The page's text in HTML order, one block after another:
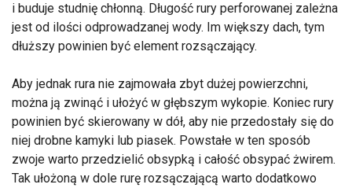
i buduje studnię chłonną. Długość rury perforowanej zależna
jest od ilości odprowadzanej wody. Im większy dach, tym
dłuższy powinien być element rozsączający.
Aby jednak rura nie zajmowała zbyt dużej powierzchni,
można ją zwinąć i ułożyć w głębszym wykopie. Koniec rury
powinien być skierowany w dół, aby nie przedostały się do
niej drobne kamyki lub piasek. Powstałe w ten sposób
zwoje warto przedzielić obsypką i całość obsypać żwirem.
Tak ułożoną w dole rurę rozsączającą warto dodatkowo